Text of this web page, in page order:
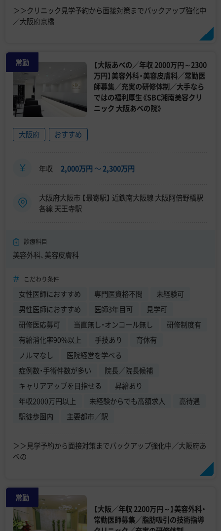
＞＞クリニック見学予約から面接対策までバックアップ強化中
／大阪府京橋
常勤
【大阪あべの／年収 2000万円～2300
万円】美容外科・美容皮膚科／常勤医
師募集／充実の研修体制／大手なら
ではの福利厚生《SBC湘南美容クリ
ニック 大阪あべの院》
大阪府 おすすめ
年収 2,000万円 〜2,300万円
大阪府大阪市 【最寄駅】 近鉄南大阪線 大阪阿倍野橋駅
各線 天王寺駅
診療科目
美容外科、美容皮膚科
こだわり条件
女性医師におすすめ 専門医資格不問
未経験可
男性医師におすすめ
医師3年目可
見学可
研修医応募可
当直無し・オンコール無し
研修制度有
有給消化率90%以上
手技あり
育休有
ノルマなし
医院経営を学べる
症例数・手術件数が多い
院長／院長候補
キャリアアップを目指せる
昇給あり
年収2000万円以上
未経験からでも高額求人
高待遇
駅徒歩圏内
主要都市／駅
＞＞見学予約から面接対策までバックアップ強化中／大阪府あ
べの
常勤
【大阪／年収 2200万円～】美容外科・
常勤医師募集／脂肪吸引の技術指導